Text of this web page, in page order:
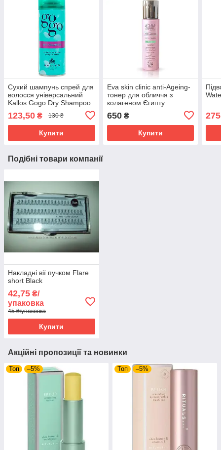
Сухий шампунь спрей для
волосся універсальний
Kallos Gogo Dry Shampoo
123,50 ₴ 130 ₴
Купити
Eva skin clinic anti-Ageing-
тонер для обличчя з
колагеном Єгипту
650₴
Купити
Подібні товари компанії
Накладні вії пучком Flare
short Black
42,75 ₴/
упаковка
45 ₴/упаковка
Купити
Акційні пропозиції та новинки
Топ –5% Топ –5%